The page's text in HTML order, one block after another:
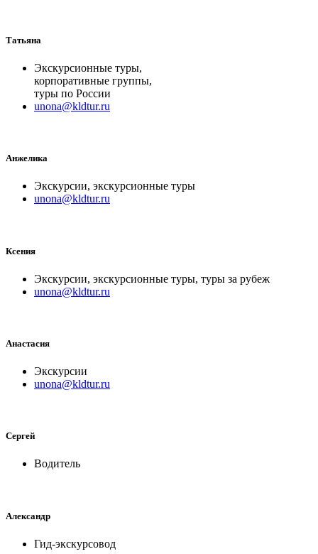
Татьяна
Экскурсионные туры,
корпоративные группы,
туры по России
unona@kldtur.ru
Анжелика
Экскурсии, экскурсионные туры
unona@kldtur.ru
Ксения
Экскурсии, экскурсионные туры, туры за рубеж
unona@kldtur.ru
Анастасия
Экскурсии
unona@kldtur.ru
Сергей
Водитель
Александр
Гид-экскурсовод